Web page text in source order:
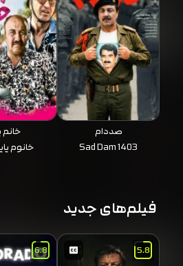
صددام
Sad Dam 1403
خانم
خانوم یایا
فیلم‌های جدید
5.8
6.8